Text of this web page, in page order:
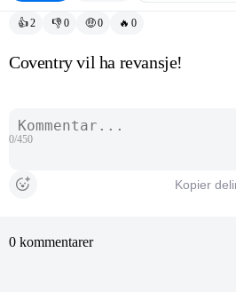
👍2 👎0 🤑0 🔥 0
Coventry vil ha revansje!
0/450
Kopier
0 kommentarer